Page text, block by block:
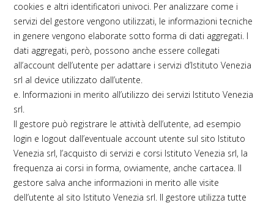
cookies e altri identificatori univoci. Per analizzare come i
servizi del gestore vengono utilizzati, le informazioni tecniche
in genere vengono elaborate sotto forma di dati aggregati. I
dati aggregati, però, possono anche essere collegati
all’account dell’utente per adattare i servizi d’Istituto Venezia
srl al device utilizzato dall’utente.
e. Informazioni in merito all’utilizzo dei servizi Istituto Venezia
srl.
Il gestore può registrare le attività dell’utente, ad esempio
login e logout dall’eventuale account utente sul sito Istituto
Venezia srl, l’acquisto di servizi e corsi Istituto Venezia srl, la
frequenza ai corsi in forma, ovviamente, anche cartacea. Il
gestore salva anche informazioni in merito alle visite
dell’utente al sito Istituto Venezia srl. Il gestore utilizza tutte